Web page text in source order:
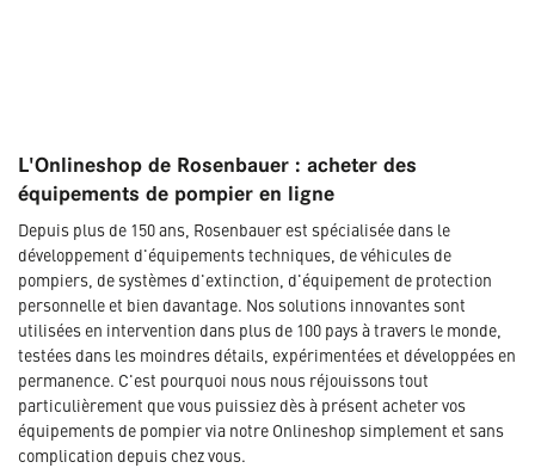
L'Onlineshop de Rosenbauer : acheter des
équipements de pompier en ligne
Depuis plus de 150 ans, Rosenbauer est spécialisée dans le
développement d'équipements techniques, de véhicules de
pompiers, de systèmes d'extinction, d'équipement de protection
personnelle et bien davantage. Nos solutions innovantes sont
utilisées en intervention dans plus de 100 pays à travers le monde,
testées dans les moindres détails, expérimentées et développées en
permanence. C'est pourquoi nous nous réjouissons tout
particulièrement que vous puissiez dès à présent acheter vos
équipements de pompier via notre Onlineshop simplement et sans
complication depuis chez vous.